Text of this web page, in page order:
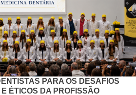
PARA OS DESAFIOS
ÉTICOS DA PROFISSÃO